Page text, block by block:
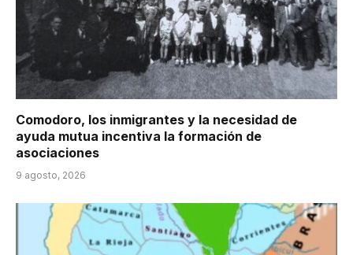
Comodoro, los inmigrantes y la necesidad de
ayuda mutua incentiva la formación de
asociaciones
9 agosto, 2026